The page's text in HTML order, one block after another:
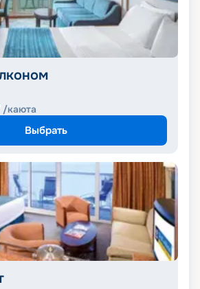
/каюта
Выбрать